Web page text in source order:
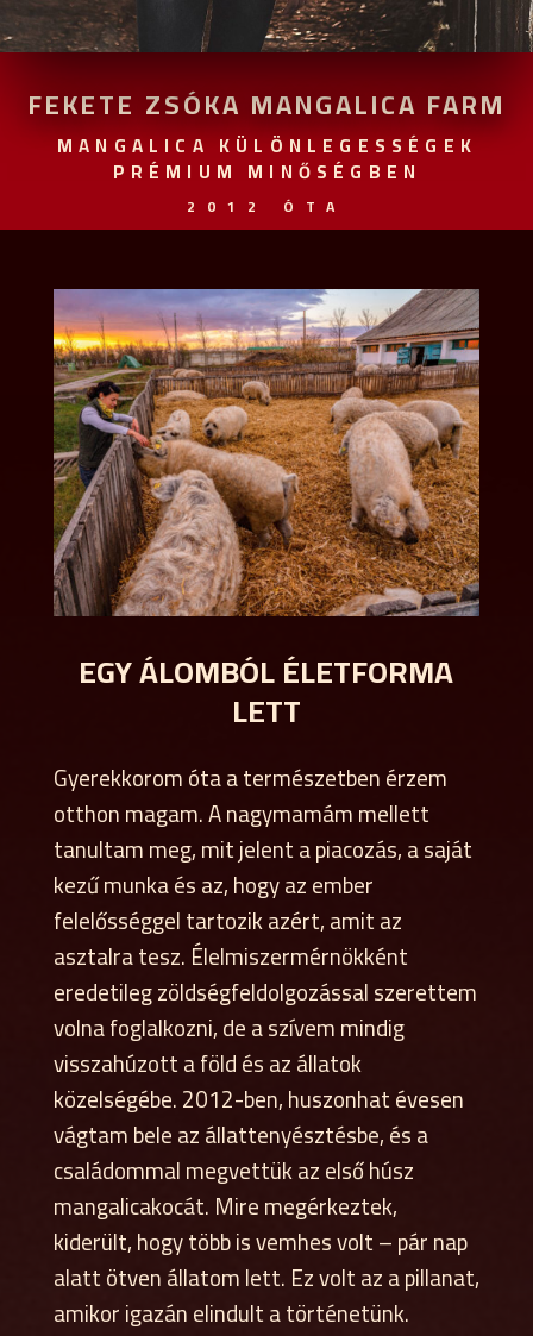
FEKETE ZSÓKA MANGALICA FARM
MANGALICA KÜLÖNLEGESSÉGEK
PRÉMIUM MINŐSÉGBEN
2012 ÓTA
EGY ÁLOMBÓL ÉLETFORMA
LETT
Gyerekkorom óta a természetben érzem
otthon magam. A nagymamám mellett
tanultam meg, mit jelent a piacozás, a saját
kezű munka és az, hogy az ember
felelősséggel tartozik azért, amit az
asztalra tesz. Élelmiszermérnökként
eredetileg zöldségfeldolgozással szerettem
volna foglalkozni, de a szívem mindig
visszahúzott a föld és az állatok
közelségébe. 2012-ben, huszonhat évesen
vágtam bele az állattenyésztésbe, és a
családommal megvettük az első húsz
mangalicakocát. Mire megérkeztek,
kiderült, hogy több is vemhes volt – pár nap
alatt ötven állatom lett. Ez volt az a pillanat,
amikor igazán elindult a történetünk.